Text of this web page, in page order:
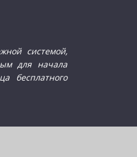
системой,
для начала
бесплатного